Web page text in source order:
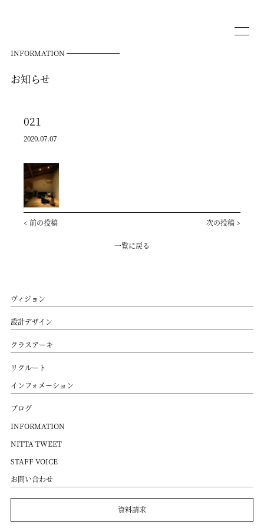
INFORMATION
お知らせ
021
2020.07.07
< 前の投稿 次の投稿 >
一覧に戻る
ヴィジョン
設計デザイン
クラスアーキ
リクルート
インフォメーション
ブログ
INFORMATION
NITTA TWEET
STAFF VOICE
お問い合わせ
資料請求